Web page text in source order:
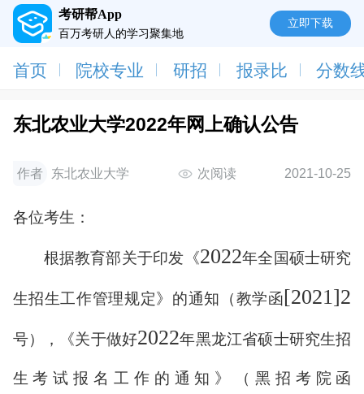
考研帮App
百万考研人的学习聚集地
立即下载
首页 院校专业 研招 报录比 分数
东北农业大学2022年网上确认公告
作者 东北农业大学 次阅读 2021-10-25
各位考生：
根据教育部关于印发《2022年全国硕士研究
生招生工作管理规定》的通知（教学函[2021]2
号），《关于做好2022年黑龙江省硕士研究生招
生考试报名工作的通知》（黑招考院函